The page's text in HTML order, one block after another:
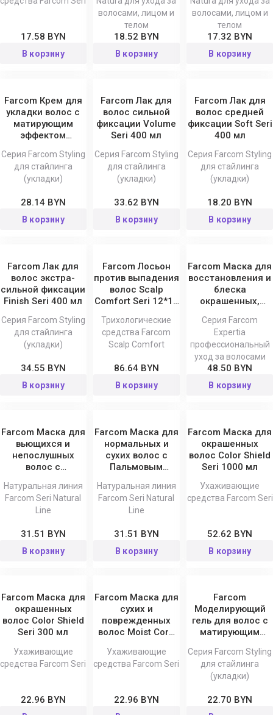
17.58 BYN
В корзину
мл
волосами, лицом и
телом
18.52 BYN
В корзину
мл
волосами, лицом и
телом
17.32 BYN
В корзину
Farcom Крем для
укладки волос с
матирующим
эффектом
Seri 100 мл
Серия Farcom Styling
для стайлинга
(укладки)
28.14 BYN
В корзину
Farcom Лак для
волос сильной
фиксации Volume
Seri 400 мл
Серия Farcom Styling
для стайлинга
(укладки)
33.62 BYN
В корзину
Farcom Лак для
волос средней
фиксации Soft Seri
400 мл
Серия Farcom Styling
для стайлинга
(укладки)
18.20 BYN
В корзину
Farcom Лак для
волос экстра-
сильной фиксации
Finish Seri 400 мл
Серия Farcom Styling
для стайлинга
(укладки)
34.55 BYN
В корзину
Farcom Лосьон
против выпадения
волос Scalp
Comfort Seri 12*10
Трихологические
средства Farcom
Scalp Comfort
86.64 BYN
В корзину
Farcom Маска для
восстановления и
блеска
окрашенных,
поврежденных
волос Expertia
1500
Серия Farcom
Expertia
профессиональный
уход за волосами
48.50 BYN
В корзину
Farcom Маска для
вьющихся и
непослушных
волос с
протеинами
Гладкость и
шелковистость
Натуральная линия
Farcom Seri Natural
Line
31.51 BYN
В корзину
Farcom Маска для
нормальных и
сухих волос с
Пальмовым
Мгновенное
оживление и
смягчение Natura
Натуральная линия
Farcom Seri Natural
Line
31.51 BYN
В корзину
Farcom Маска для
окрашенных
волос Color Shield
Seri 1000 мл
Ухаживающие
средства Farcom Seri
52.62 BYN
В корзину
Farcom Маска для
окрашенных
волос Color Shield
Seri 300 мл
Ухаживающие
средства Farcom Seri
22.96 BYN
Farcom Маска для
сухих и
поврежденных
волос Moist Core
Ухаживающие
средства Farcom Seri
22.96 BYN
Farcom
Моделирующий
гель для волос с
матирующим
100 мл
Серия Farcom Styling
для стайлинга
(укладки)
22.70 BYN